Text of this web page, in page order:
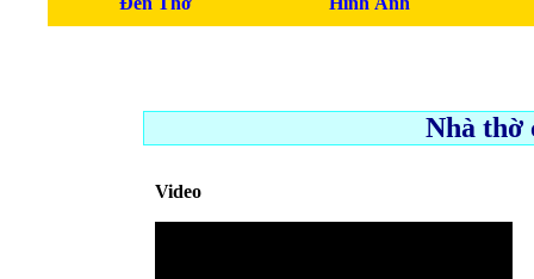
Nhà thờ
Video